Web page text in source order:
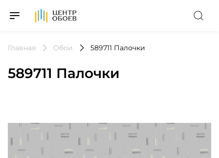
На Главную
Главная Обои 589711 Палочки
589711 Палочки